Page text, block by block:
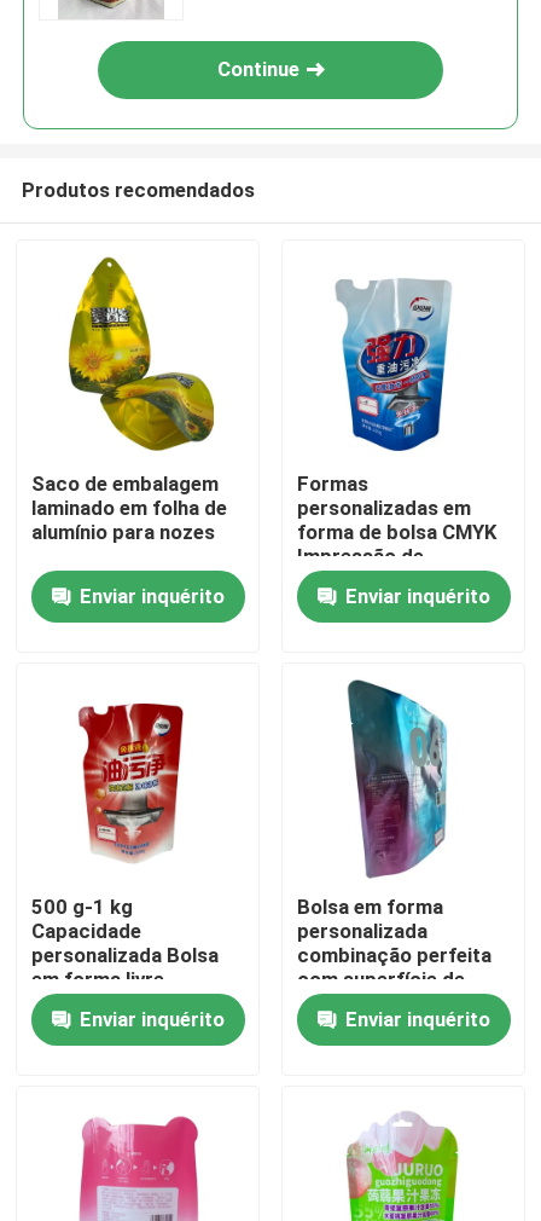
Casa
Produtos
Excursão da fábrica
Controle da qualidade
Contacte-nos
Notícia
Malotes do empacotamento de alimento
Bolsa de embalagem de bico
Continue
Produtos recomendados
Saco de embalagem
laminado em folha de
alumínio para nozes
Enviar inquérito
Formas
personalizadas em
forma de bolsa CMYK
Impressão de
superfície brilhante
para líquidoEnviar inquérito
500 g-1 kg
Capacidade
personalizada Bolsa
em forma livre
brilhante para
embalagens flexíveis
Enviar inquérito
Bolsa em forma
personalizada
combinação perfeita
com superfície de
carimbo quente
Enviar inquérito